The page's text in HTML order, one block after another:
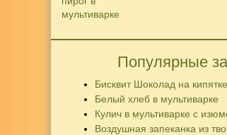
Популярные
Бисквит Шоколад на
Белый хлеб в мультиварке
Кулич в мультиварке с
Воздушная запеканка из